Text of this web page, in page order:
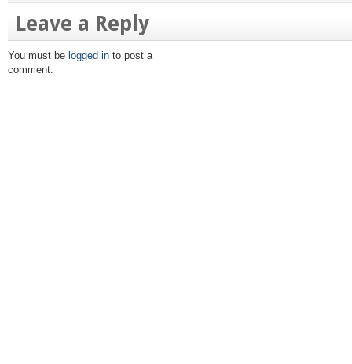
Leave a Reply
You must be logged in to post a
comment.